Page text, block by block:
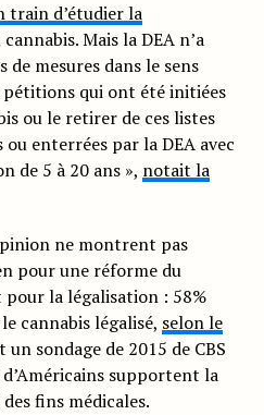
train d’étudier la
Mais la DEA n’a
mesures dans le sens
pétitions qui ont été initiées
ou le retirer de ces listes
enterrées par la DEA avec
de 5 à 20 ans », notait la
ne montrent pas
pour une réforme du
la légalisation : 58%
cannabis légalisé, selon le
un sondage de 2015 de CBS
supportent la
fins médicales.